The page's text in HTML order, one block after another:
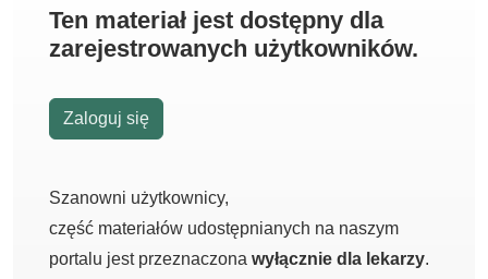
Ten materiał jest dostępny dla
zarejestrowanych użytkowników.
Zaloguj się
Szanowni użytkownicy,
część materiałów udostępnianych na naszym
portalu jest przeznaczona wyłącznie dla lekarzy.